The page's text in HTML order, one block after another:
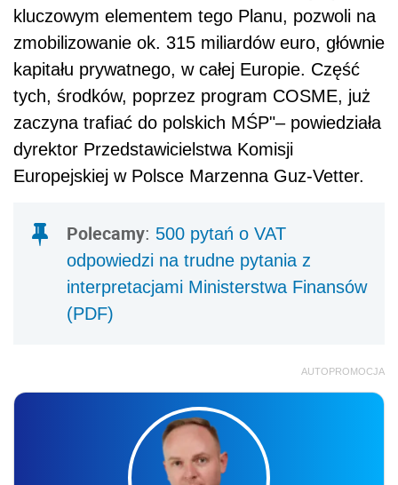
kluczowym elementem tego Planu, pozwoli na
zmobilizowanie ok. 315 miliardów euro, głównie
kapitału prywatnego, w całej Europie. Część
tych, środków, poprzez program COSME, już
zaczyna trafiać do polskich MŚP"– powiedziała
dyrektor Przedstawicielstwa Komisji
Europejskiej w Polsce Marzenna Guz-Vetter.
Polecamy: 500 pytań o VAT
odpowiedzi na trudne pytania z
interpretacjami Ministerstwa Finansów
(PDF)
AUTOPROMOCJA